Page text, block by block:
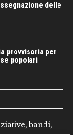
delle
provvisoria per
popolari
bandi,